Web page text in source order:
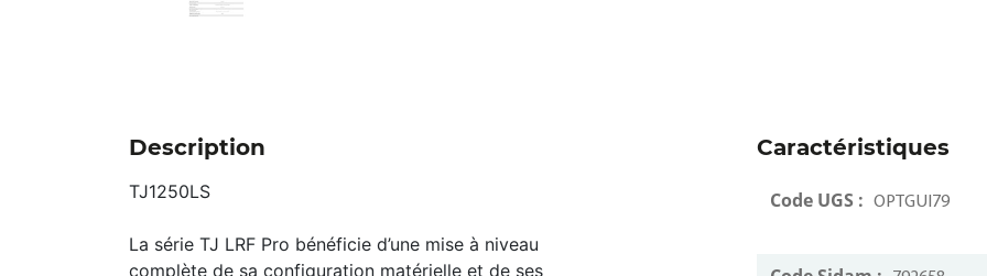
Description
TJ1250LS
La série TJ LRF Pro bénéficie d’une mise à niveau
complète de sa configuration matérielle et de ses
Caractéristiques
Code UGS : OPTGUI79